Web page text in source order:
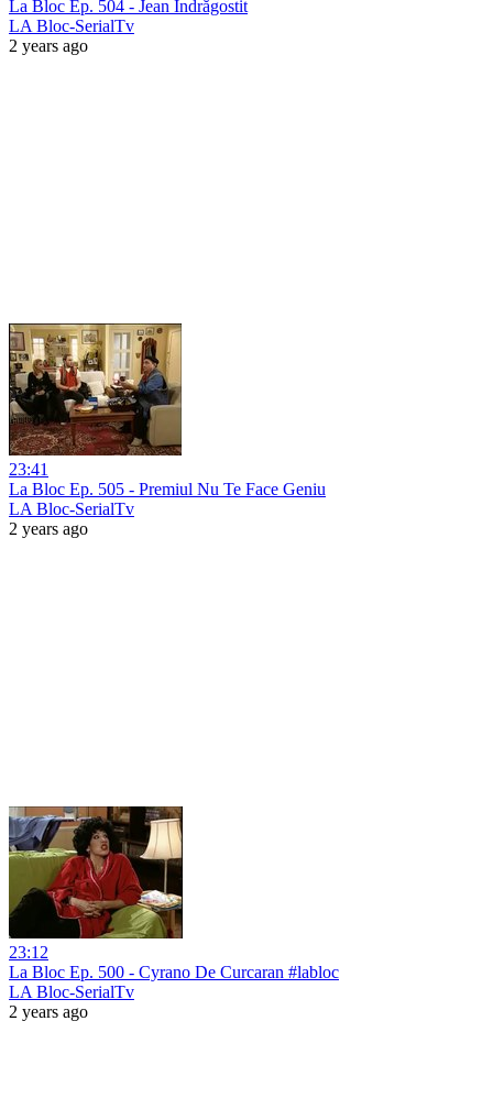
La Bloc Ep. 504 - Jean Îndrăgostit
LA Bloc-SerialTv
2 years ago
23:41
La Bloc Ep. 505 - Premiul Nu Te Face Geniu
LA Bloc-SerialTv
2 years ago
23:12
La Bloc Ep. 500 - Cyrano De Curcaran #labloc
LA Bloc-SerialTv
2 years ago